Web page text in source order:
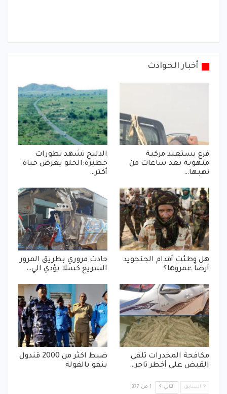
أخبار الحوادث
فزع يستعيد مركبة
منهوبة بعد ساعات من
نهبها…
الدلنج تشهد تطورات
خطيرة:الحلو يعرض حياة
أكثر…
هل وطئت أقدام الجنجويد
أرضاً عمروها؟
حادث مروري بطريق المرور
السريع كسلا يؤدي الي…
مكافحة المخدرات تلقي
القبض على أخطر تاجر…
ضبط اكثر من 2000 قندول
بنقو بالفولة
السابق التالي 1 من 377